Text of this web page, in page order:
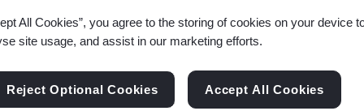
IEC 42001:2023,
All Cookies”, you agree to the storing of cookies on your device
site usage, and assist in our marketing efforts.
Reject Optional Cookies Accept All Cookies